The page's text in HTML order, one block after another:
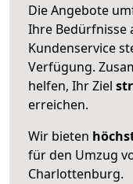
Die Angebote
Ihre Bedürfnisse
Kundenservice
Verfügung.
helfen, Ihr Ziel
erreichen.
Wir bieten
für den Umzug
Charlottenburg.